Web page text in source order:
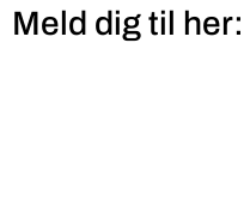
Meld dig til her: